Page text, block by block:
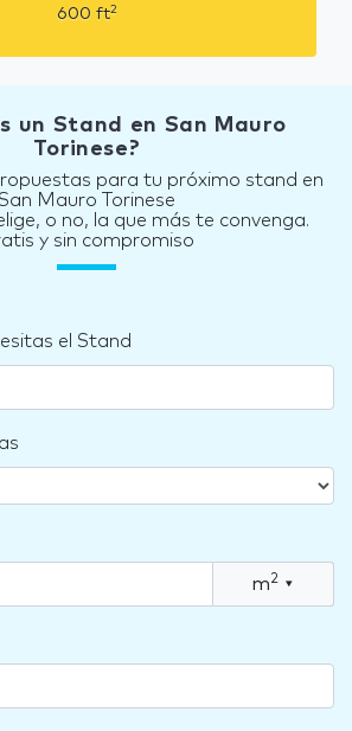
600 ft2
un Stand en San Mauro
Torinese?
para tu próximo stand en
San Mauro Torinese
o no, la que más te convenga.
y sin compromiso
el Stand
m2 ▾